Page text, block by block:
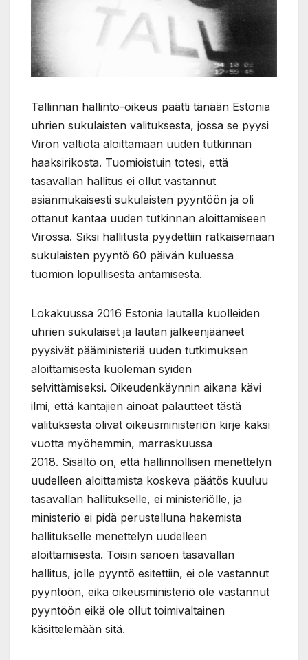
Tallinnan hallinto-oikeus päätti tänään Estonia
uhrien sukulaisten valituksesta, jossa se pyysi
Viron valtiota aloittamaan uuden tutkinnan
haaksirikosta. Tuomioistuin totesi, että
tasavallan hallitus ei ollut vastannut
asianmukaisesti sukulaisten pyyntöön ja oli
ottanut kantaa uuden tutkinnan aloittamiseen
Virossa. Siksi hallitusta pyydettiin ratkaisemaan
sukulaisten pyyntö 60 päivän kuluessa
tuomion lopullisesta antamisesta.
Lokakuussa 2016 Estonia lautalla kuolleiden
uhrien sukulaiset ja lautan jälkeenjääneet
pyysivät pääministeriä uuden tutkimuksen
aloittamisesta kuoleman syiden
selvittämiseksi. Oikeudenkäynnin aikana kävi
ilmi, että kantajien ainoat palautteet tästä
valituksesta olivat oikeusministeriön kirje kaksi
vuotta myöhemmin, marraskuussa
2018. Sisältö on, että hallinnollisen menettelyn
uudelleen aloittamista koskeva päätös kuuluu
tasavallan hallitukselle, ei ministeriölle, ja
ministeriö ei pidä perustelluna hakemista
hallitukselle menettelyn uudelleen
aloittamisesta. Toisin sanoen tasavallan
hallitus, jolle pyyntö esitettiin, ei ole vastannut
pyyntöön, eikä oikeusministeriö ole vastannut
pyyntöön eikä ole ollut toimivaltainen
käsittelemään sitä.